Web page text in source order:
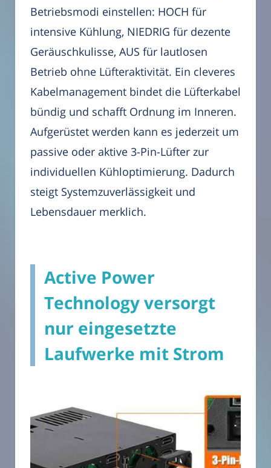
Betriebsmodi einstellen: HOCH für
intensive Kühlung, NIEDRIG für dezente
Geräuschkulisse, AUS für lautlosen
Betrieb ohne Lüfteraktivität. Ein cleveres
Kabelmanagement bindet die Lüfterkabel
bündig und schafft Ordnung im Inneren.
Aufgerüstet werden kann es jederzeit um
passive oder aktive 3-Pin-Lüfter zur
individuellen Kühloptimierung. Dadurch
steigt Systemzuverlässigkeit und
Lebensdauer merklich.
Active Power
Technology versorgt
nur eingesetzte
Laufwerke mit Strom